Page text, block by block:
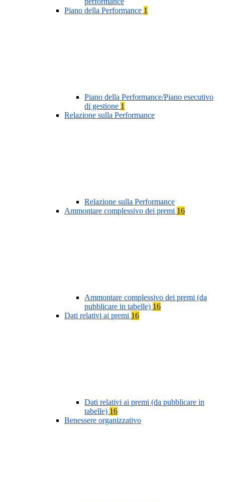
Piano della Performance 1
Piano della Performance/Piano esecutivo
di gestione 1
Relazione sulla Performance
Relazione sulla Performance
Ammontare complessivo dei premi 16
Ammontare complessivo dei premi (da
pubblicare in tabelle) 16
Dati relativi ai premi 16
Dati relativi ai premi (da pubblicare in
tabelle) 16
Benessere organizzativo